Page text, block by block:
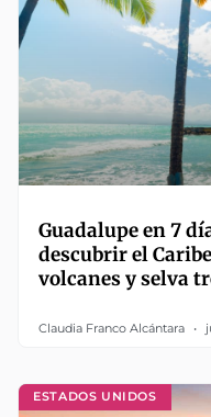
Guadalupe en 7
descubrir el
volcanes y selva
Claudia Franco Alcántara
ESTADOS UNIDOS